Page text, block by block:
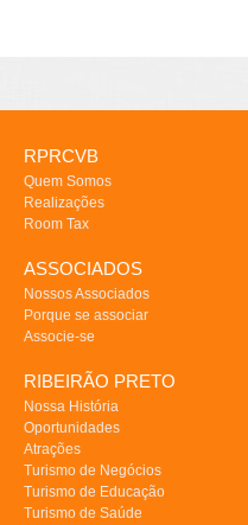
RPRCVB
Quem Somos
Realizações
Room Tax
ASSOCIADOS
Nossos Associados
Porque se associar
Associe-se
RIBEIRÃO PRETO
Nossa História
Oportunidades
Atrações
Turismo de Negócios
Turismo de Educação
Turismo de Saúde